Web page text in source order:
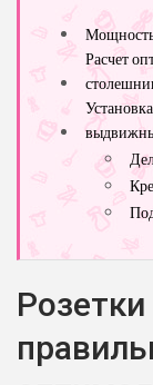
Мощность
Расчет
Розетки